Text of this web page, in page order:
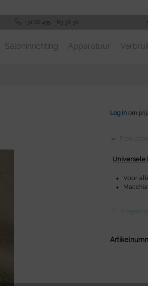
+31 (0) 495 – 63 30 36
Saloninrichting Apparatuur
Log in om
Universele
Voor
Vragen